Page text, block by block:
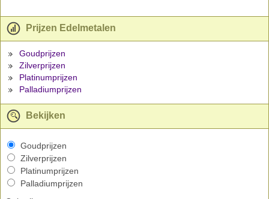
Prijzen Edelmetalen
Goudprijzen
Zilverprijzen
Platinumprijzen
Palladiumprijzen
Bekijken
Goudprijzen
Zilverprijzen
Platinumprijzen
Palladiumprijzen